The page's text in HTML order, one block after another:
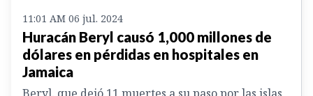
11:01 AM 06 jul. 2024
Huracán Beryl causó 1,000 millones de
dólares en pérdidas en hospitales en
Jamaica